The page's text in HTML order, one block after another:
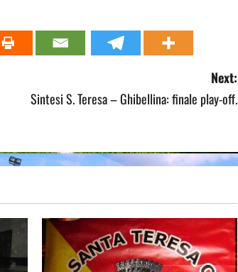
Next:
Sintesi S. Teresa – Ghibellina: finale play-off.